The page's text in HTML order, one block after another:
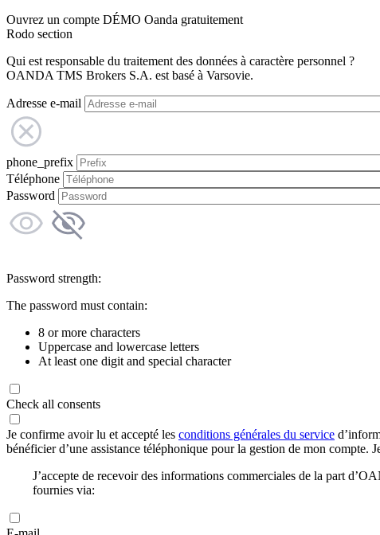
Ouvrez un compte DÉMO Oanda gratuitement
Rodo section
Qui est responsable du traitement des données à caractère personnel ?
OANDA TMS Brokers S.A. est basé à Varsovie.
Adresse e-mail
phone_prefix
Téléphone
Password
Password strength:
The password must contain:
8 or more characters
Uppercase and lowercase letters
At least one digit and special character
Check all consents
Je confirme avoir lu et accepté les conditions générales du service
bénéficier d’une assistance téléphonique pour la gestion de mon compte.
J’accepte de recevoir des informations commerciales de la part
fournies via: